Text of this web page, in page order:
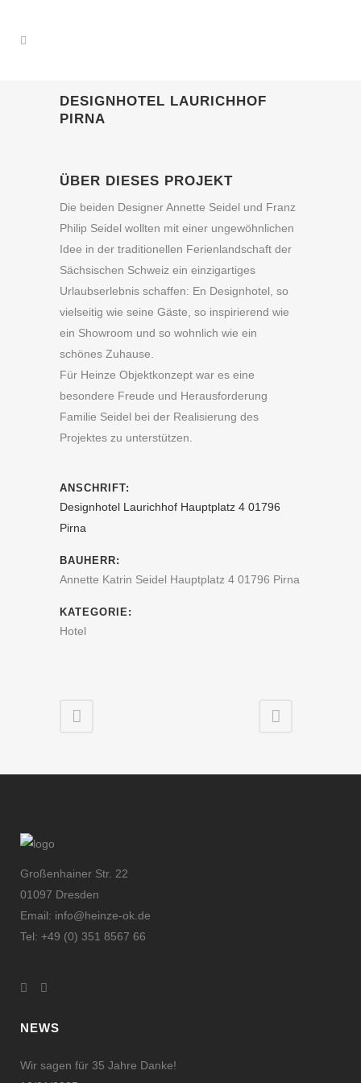
DESIGNHOTEL LAURICHHOF
PIRNA
ÜBER DIESES PROJEKT
Die beiden Designer Annette Seidel und Franz
Philip Seidel wollten mit einer ungewöhnlichen
Idee in der traditionellen Ferienlandschaft der
Sächsischen Schweiz ein einzigartiges
Urlaubserlebnis schaffen: En Designhotel, so
vielseitig wie seine Gäste, so inspirierend wie
ein Showroom und so wohnlich wie ein
schönes Zuhause.
Für Heinze Objektkonzept war es eine
besondere Freude und Herausforderung
Familie Seidel bei der Realisierung des
Projektes zu unterstützen.
ANSCHRIFT:
Designhotel Laurichhof Hauptplatz 4 01796
Pirna
BAUHERR:
Annette Katrin Seidel Hauptplatz 4 01796 Pirna
KATEGORIE:
Hotel
Großenhainer Str. 22
01097 Dresden
Email: info@heinze-ok.de
Tel: +49 (0) 351 8567 66
NEWS
Wir sagen für 35 Jahre Danke!